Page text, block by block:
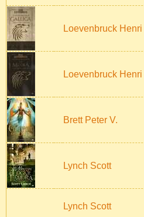
Loevenbruck Henri
Loevenbruck Henri
Brett Peter V.
Lynch Scott
Lynch Scott